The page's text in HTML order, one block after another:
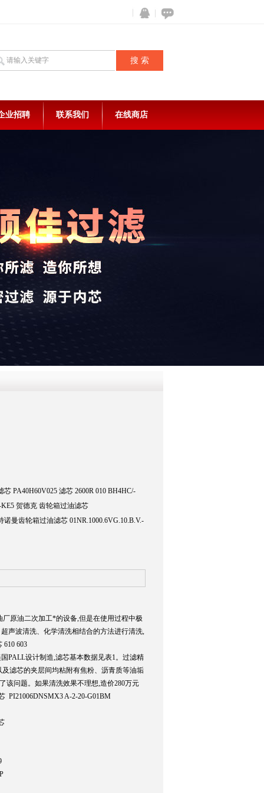
业招聘 联系我们 在线商店
PA40H60V025 滤芯 2600R 010 BH4HC/-
贺德克 齿轮箱过油滤芯
诺曼齿轮箱过油滤芯 01NR.1000.6VG.10.B.V.-
原油二次加工*的设备,但是在使用过程中极
声波清洗、化学清洗相结合的方法进行清洗,
610 603
PALL设计制造,滤芯基本数据见表1。过滤精
滤芯的夹层间均粘附有焦粉、沥青质等油垢
该问题。如果清洗效果不理想,造价280万元
PI21006DNSMX3 A-2-20-G01BM